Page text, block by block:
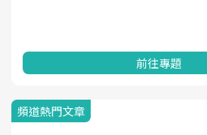
前往專題
頻道熱門文章